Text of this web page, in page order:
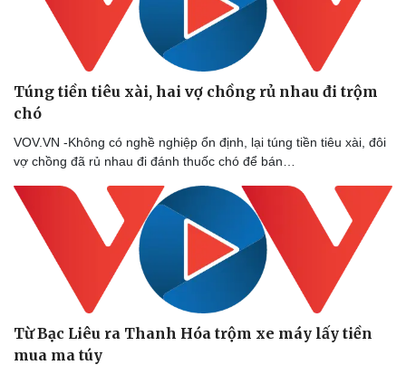
Túng tiền tiêu xài, hai vợ chồng rủ nhau đi trộm
chó
VOV.VN -Không có nghề nghiệp ổn định, lại túng tiền tiêu xài, đôi
vợ chồng đã rủ nhau đi đánh thuốc chó để bán…
Từ Bạc Liêu ra Thanh Hóa trộm xe máy lấy tiền
mua ma túy